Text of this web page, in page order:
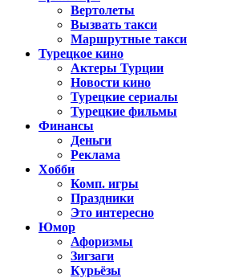
Вертолеты
Вызвать такси
Маршрутные такси
Турецкое кино
Актеры Турции
Новости кино
Турецкие сериалы
Турецкие фильмы
Финансы
Деньги
Реклама
Хобби
Комп. игры
Праздники
Это интересно
Юмор
Афоризмы
Зигзаги
Курьёзы